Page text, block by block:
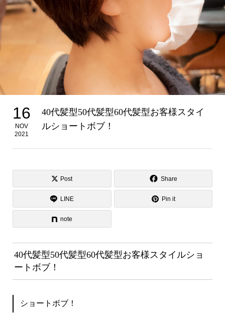
16
NOV
2021
40代髪型50代髪型60代髪型お客様スタイ
ルショートボブ！
Post Share
LINE Pin it
note
40代髪型50代髪型60代髪型お客様スタイルショ
ートボブ！
ショートボブ！